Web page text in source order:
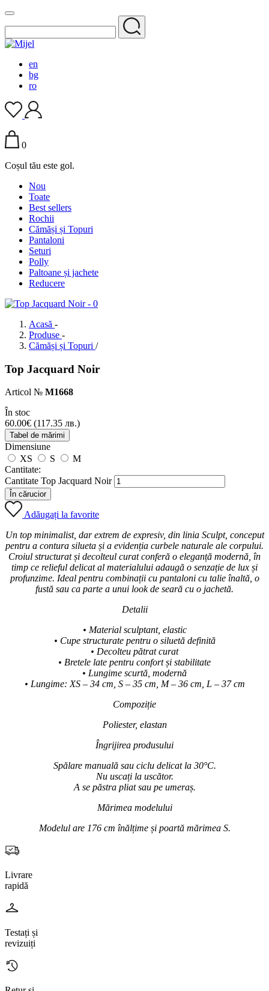
en
bg
ro
0
Coșul tău este gol.
Nou
Toate
Best sellers
Rochii
Cămăși și Topuri
Pantaloni
Seturi
Polly
Paltoane și jachete
Reducere
Acasă -
Produse -
Cămăși și Topuri /
Top Jacquard Noir
Articol № М1668
În stoc
60.00€ (117.35 лв.)
Tabel de mărimi
Dimensiune
XS
S
M
Cantitate:
Cantitate Top Jacquard Noir
În cărucior
Adăugați la favorite
Un top minimalist, dar extrem de expresiv, din linia Sculpt, conceput
pentru a contura silueta și a evidenția curbele naturale ale corpului.
Croiul structurat și decolteul curat conferă o eleganță modernă, în
timp ce relieful delicat al materialului adaugă o senzație de lux și
profunzime. Ideal pentru combinații cu pantaloni cu talie înaltă, o
fustă sau ca parte a unui look de seară cu o jachetă.
Detalii
• Material sculptant, elastic
• Cupe structurate pentru o siluetă definită
• Decolteu pătrat curat
• Bretele late pentru confort și stabilitate
• Lungime scurtă, modernă
• Lungime: XS – 34 cm, S – 35 cm, M – 36 cm, L – 37 cm
Compoziție
Poliester, elastan
Îngrijirea produsului
Spălare manuală sau ciclu delicat la 30°C.
Nu uscați la uscător.
A se păstra pliat sau pe umeraș.
Mărimea modelului
Modelul are 176 cm înălțime și poartă mărimea S.
Livrare
rapidă
Testați și
revizuiți